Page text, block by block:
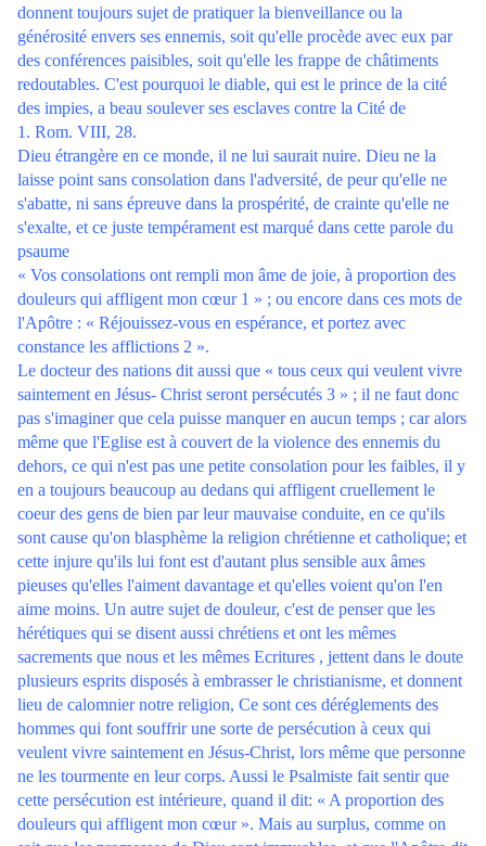
donnent toujours sujet de pratiquer la bienveillance ou la
générosité envers ses ennemis, soit qu'elle procède avec eux par
des conférences paisibles, soit qu'elle les frappe de châtiments
redoutables. C'est pourquoi le diable, qui est le prince de la cité
des impies, a beau soulever ses esclaves contre la Cité de
1. Rom. VIII, 28.
Dieu étrangère en ce monde, il ne lui saurait nuire. Dieu ne la
laisse point sans consolation dans l'adversité, de peur qu'elle ne
s'abatte, ni sans épreuve dans la prospérité, de crainte qu'elle ne
s'exalte, et ce juste tempérament est marqué dans cette parole du
psaume
« Vos consolations ont rempli mon âme de joie, à proportion des
douleurs qui affligent mon cœur 1 » ; ou encore dans ces mots de
l'Apôtre : « Réjouissez-vous en espérance, et portez avec
constance les afflictions 2 ».
Le docteur des nations dit aussi que « tous ceux qui veulent vivre
saintement en Jésus- Christ seront persécutés 3 » ; il ne faut donc
pas s'imaginer que cela puisse manquer en aucun temps ; car alors
même que l'Eglise est à couvert de la violence des ennemis du
dehors, ce qui n'est pas une petite consolation pour les faibles, il y
en a toujours beaucoup au dedans qui affligent cruellement le
coeur des gens de bien par leur mauvaise conduite, en ce qu'ils
sont cause qu'on blasphème la religion chrétienne et catholique; et
cette injure qu'ils lui font est d'autant plus sensible aux âmes
pieuses qu'elles l'aiment davantage et qu'elles voient qu'on l'en
aime moins. Un autre sujet de douleur, c'est de penser que les
hérétiques qui se disent aussi chrétiens et ont les mêmes
sacrements que nous et les mêmes Ecritures , jettent dans le doute
plusieurs esprits disposés à embrasser le christianisme, et donnent
lieu de calomnier notre religion, Ce sont ces déréglements des
hommes qui font souffrir une sorte de persécution à ceux qui
veulent vivre saintement en Jésus-Christ, lors même que personne
ne les tourmente en leur corps. Aussi le Psalmiste fait sentir que
cette persécution est intérieure, quand il dit: « A proportion des
douleurs qui affligent mon cœur ». Mais au surplus, comme on